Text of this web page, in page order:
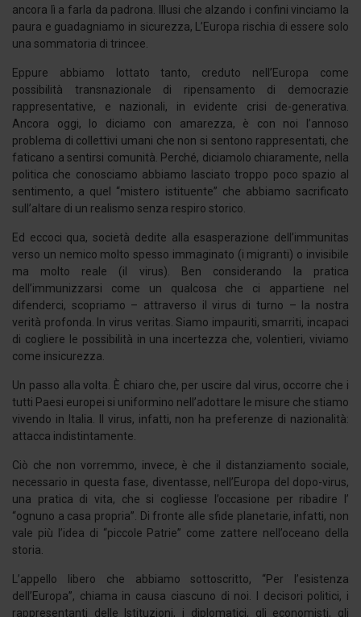
ancora lì a farla da padrona. Illusi che alzando i confini vinciamo la
paura e guadagniamo in sicurezza, L’Europa rischia di essere solo
una sommatoria di trincee.
Eppure abbiamo lottato tanto, creduto nell’Europa come
possibilità transnazionale di ripensamento di democrazie
rappresentative, e nazionali, in evidente crisi de-generativa.
Ancora oggi, lo diciamo con amarezza, è con noi l’annoso
problema di collettivi umani che non si sentono rappresentati, che
faticano a sentirsi comunità. Perché, diciamolo chiaramente, nella
politica che conosciamo abbiamo lasciato troppo poco spazio al
sentimento, a quel “mistero istituente” che abbiamo sacrificato
sull’altare di un realismo senza respiro storico.
Ed eccoci qua, società dedite alla esasperazione dell’immunitas
verso un nemico molto spesso immaginato (i migranti) o invisibile
ma molto reale (il virus). Ben considerando la pratica
dell’immunizzarsi come un qualcosa che ci appartiene nel
difenderci, scopriamo – attraverso il virus di turno – la nostra
verità profonda. In virus veritas. Siamo impauriti, smarriti, incapaci
di cogliere le possibilità in una incertezza che, volentieri, viviamo
come insicurezza.
Un passo alla volta. È chiaro che, per uscire dal virus, occorre che i
tutti Paesi europei si uniformino nell’adottare le misure che stiamo
vivendo in Italia. Il virus, infatti, non ha preferenze di nazionalità:
attacca indistintamente.
Ciò che non vorremmo, invece, è che il distanziamento sociale,
necessario in questa fase, diventasse, nell’Europa del dopo-virus,
una pratica di vita, che si cogliesse l’occasione per ribadire l’
“ognuno a casa propria”. Di fronte alle sfide planetarie, infatti, non
vale più l’idea di “piccole Patrie” come zattere nell’oceano della
storia.
L’appello libero che abbiamo sottoscritto, “Per l’esistenza
dell’Europa”, chiama in causa ciascuno di noi. I decisori politici, i
rappresentanti delle Istituzioni, i diplomatici, gli economisti, gli